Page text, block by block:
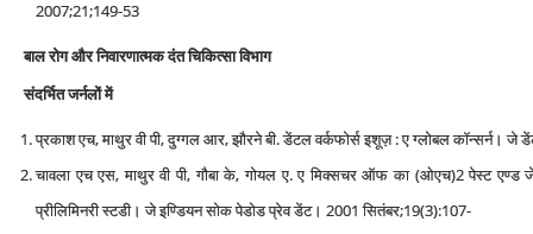
2007;21;149-53
बाल रोग और निवारणात्‍मक दंत चिकित्‍सा विभाग
संदर्भित जर्नलों में
प्रकाश एच, माथुर वी पी, दुग्गल आर, झौरने बी. डेंटल वर्कफोर्स इशूज़ : ए ग्‍लोबल कॉन्‍सर्न।
चावला एच एस, माथुर वी पी, गौबा के, गोयल ए. ए मिक्‍सचर ऑफ का (ओएच)2 पेस्‍ट
प्रीलिमिनरी स्‍टडी। जे इण्डियन सोक पेडोड प्रेव डेंट। 2001 सितंबर;19(3):107-